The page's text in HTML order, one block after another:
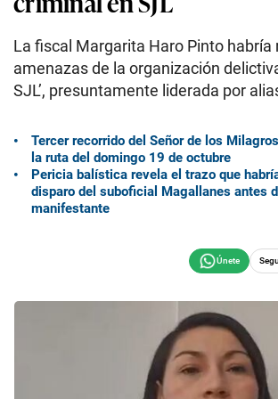
La fiscal Margarita Haro Pinto habría
amenazas de la organización
SJL’, presuntamente liderada por
Tercer recorrido del Señor de los
la ruta del domingo 19 de octubre
Pericia balística revela el trazo que
disparo del suboficial Magallanes antes
manifestante